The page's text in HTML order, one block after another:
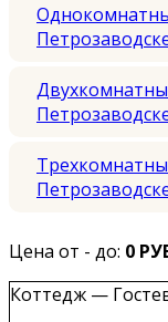
Цена от - до: 0
Коттедж —